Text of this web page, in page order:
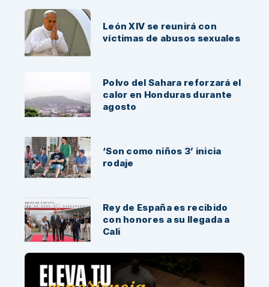
León XIV se reunirá con
víctimas de abusos sexuales
Polvo del Sahara reforzará el
calor en Honduras durante
agosto
‘Son como niños 3’ inicia
rodaje
Rey de España es recibido
con honores a su llegada a
Cali